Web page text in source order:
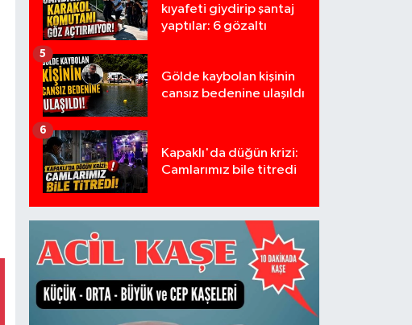
kıyafeti giydirip şantaj
yaptılar: 6 gözaltı
Gölde kaybolan kişinin
cansız bedenine ulaşıldı
5
Kapaklı'da düğün krizi:
Camlarımız bile titredi
6